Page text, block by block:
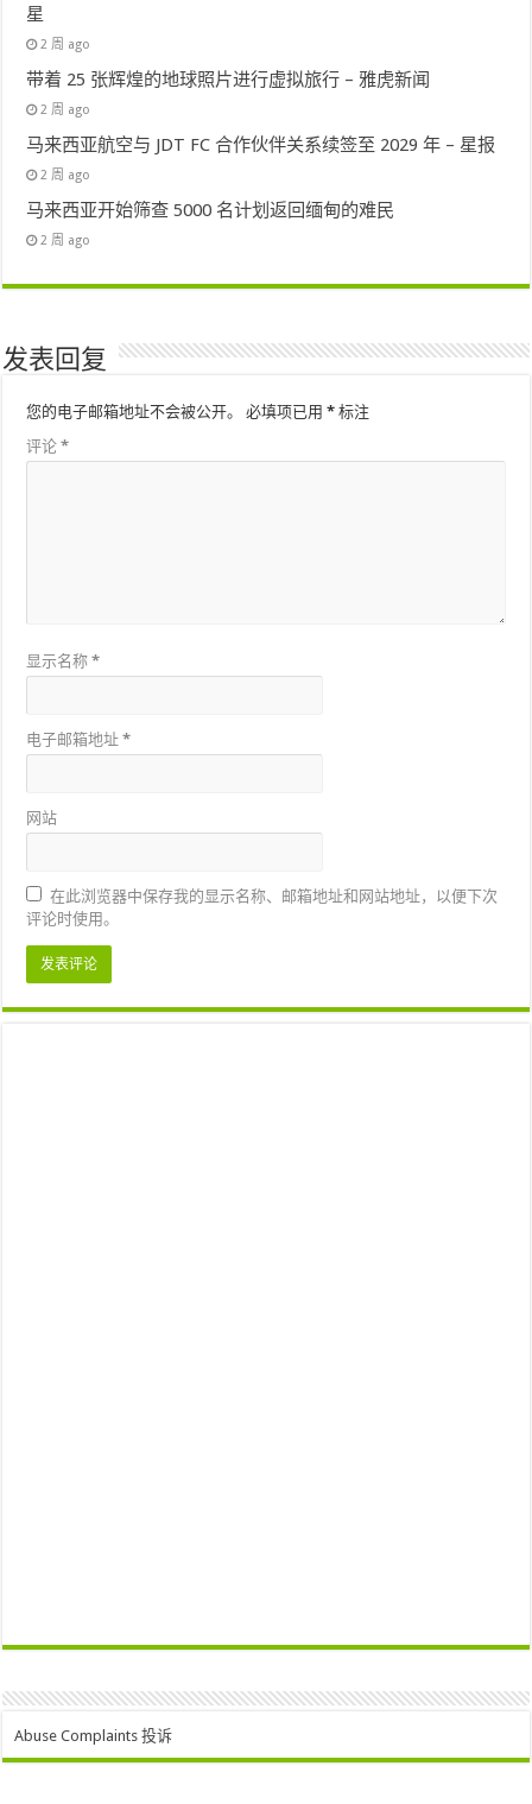
星
2 周 ago
带着 25 张辉煌的地球照片进行虚拟旅行 – 雅虎新闻
2 周 ago
马来西亚航空与 JDT FC 合作伙伴关系续签至 2029 年 – 星报
2 周 ago
马来西亚开始筛查 5000 名计划返回缅甸的难民
2 周 ago
发表回复
您的电子邮箱地址不会被公开。 必填项已用* 标注
评论*
显示名称*
电子邮箱地址*
网站
在此浏览器中保存我的显示名称、邮箱地址和网站地址，以便下次
评论时使用。
Abuse Complaints 投诉